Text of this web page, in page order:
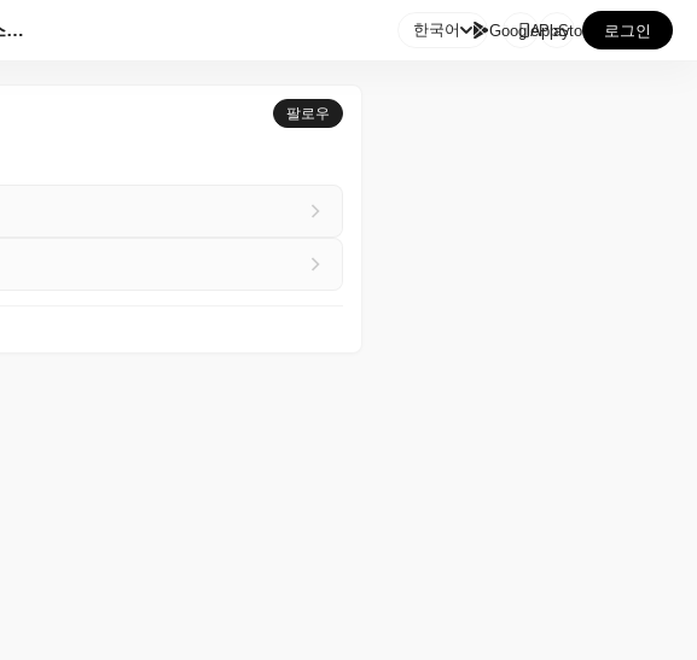
FTC, 머스크의 스페이스X 동문 스타트업 Mesh 인... 한국어 GooglePlay
AppStore 로그인
팔로우